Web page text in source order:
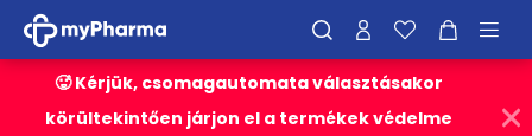
🥵 Kérjük, csomagautomata választásakor
körültekintően járjon el a termékek védelme